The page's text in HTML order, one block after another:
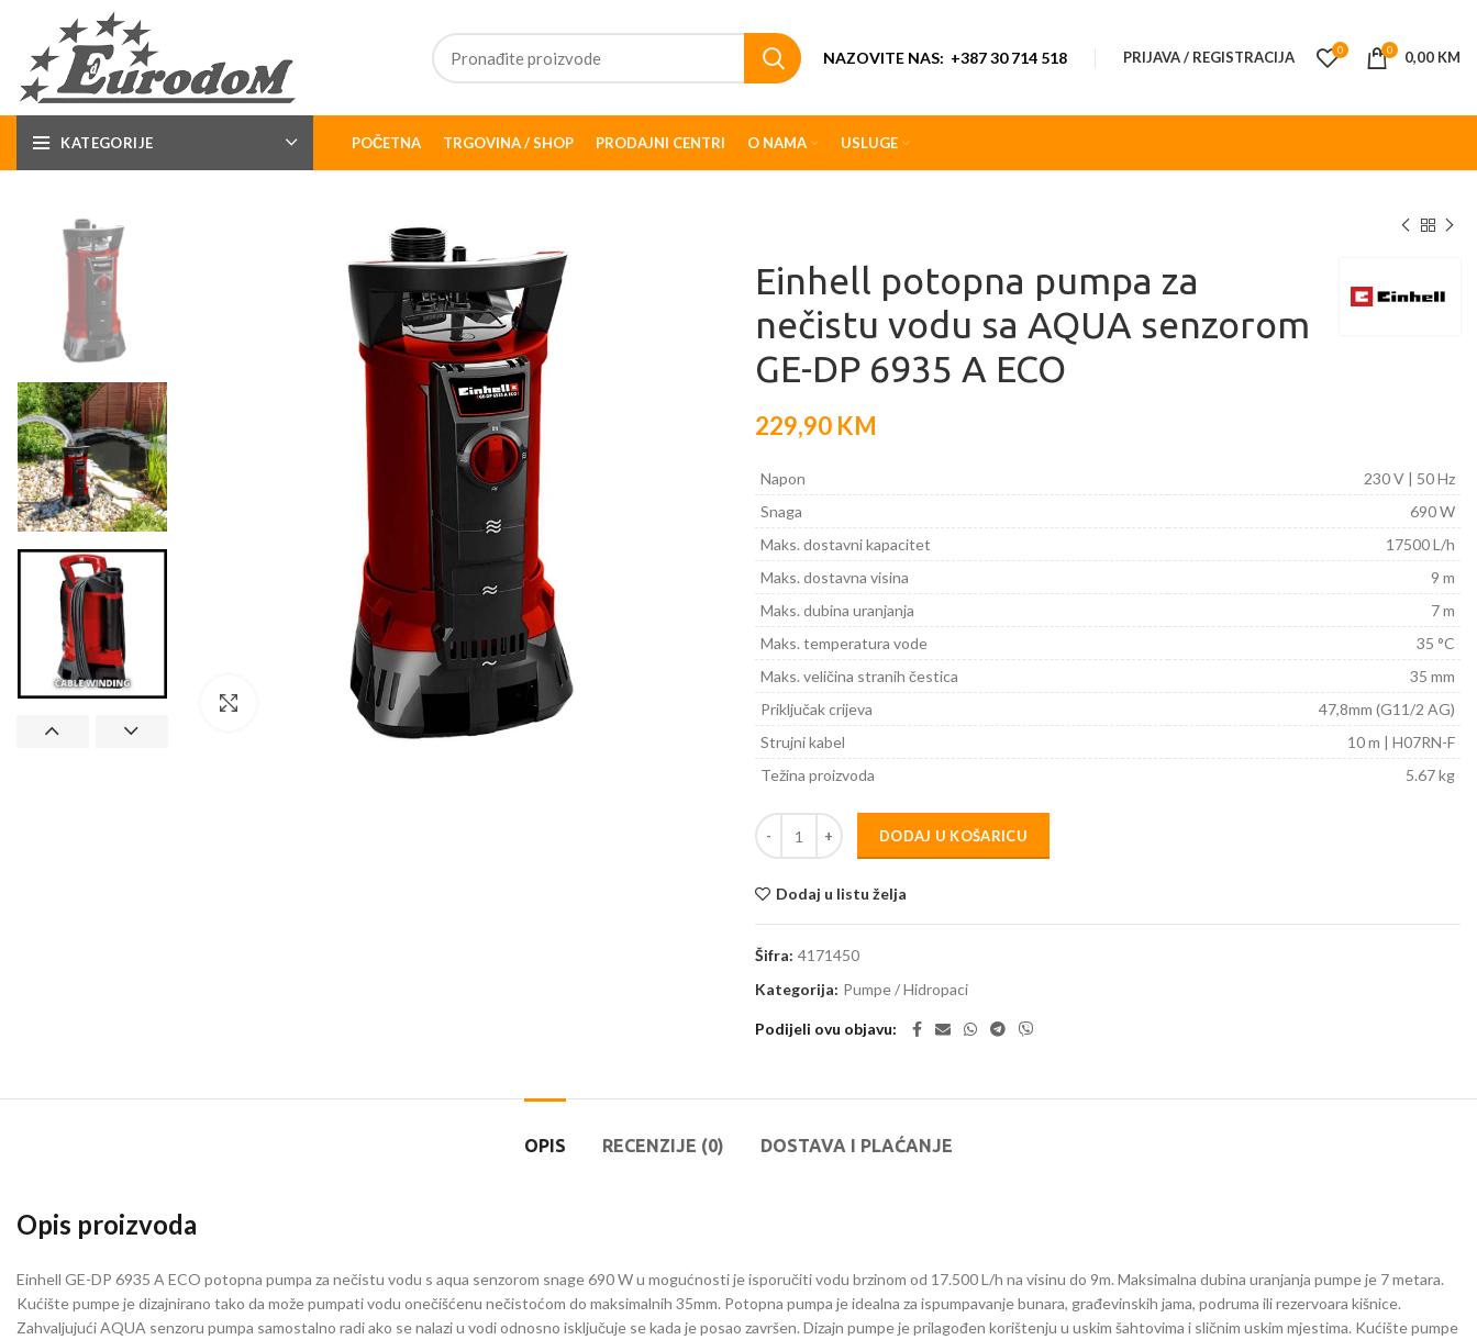
NAZOVITE NAS: +387 30 714 518 PRIJAVA / REGISTRACIJA 0 0 0,00 KM
KATEGORIJE POČETNA TRGOVINA / SHOP PRODAJNI CENTRI O NAMA USLUGE
Click to enlarge
Einhell potopna pumpa za
nečistu vodu sa AQUA senzorom
GE-DP 6935 A ECO
229,90 KM
Napon
230 V | 50 Hz
Snaga
690 W
Maks. dostavni kapacitet
17500 L/h
Maks. dostavna visina
9 m
Maks. dubina uranjanja
7 m
Maks. temperatura vode
35 °C
Maks. veličina stranih čestica
35 mm
Priključak crijeva
47,8mm (G11/2 AG)
Strujni kabel
10 m | H07RN-F
Težina proizvoda
5.67 kg
DODAJ U KOŠARICU
Dodaj u listu želja
Šifra: 4171450
Kategorija: Pumpe / Hidropaci
Podijeli ovu objavu
OPIS RECENZIJE (0) DOSTAVA I PLAĆANJE
Opis proizvoda
Einhell GE-DP 6935 A ECO potopna pumpa za nečistu vodu s aqua senzorom snage 690 W u mogućnosti je isporučiti vodu brzinom od 17.500 L/h na visinu do 9m. Maksimalna dubina uranjanja pumpe je 7 metara.
Kućište pumpe je dizajnirano tako da može pumpati vodu onečišćenu nečistoćom do maksimalnih 35mm. Potopna pumpa je idealna za ispumpavanje bunara, građevinskih jama, podruma ili rezervoara kišnice.
Zahvaljujući AQUA senzoru pumpa samostalno radi ako se nalazi u vodi odnosno isključuje se kada je posao završen. Dizajn pumpe je prilagođen korištenju u uskim šahtovima i sličnim uskim mjestima. Kućište pumpe